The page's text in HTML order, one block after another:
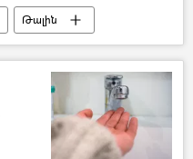
Թալին